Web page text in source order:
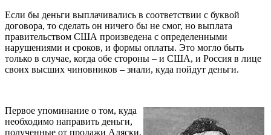
Если бы деньги выплачивались в соответствии с буквой
договора, то сделать он ничего бы не смог, но выплата
правительством США произведена с определенными
нарушениями и сроков, и формы оплаты. Это могло быть
только в случае, когда обе стороны – и США, и Россия в лице
своих высших чиновников – знали, куда пойдут деньги.
Первое упоминание о том, куда
необходимо направить деньги,
полученные от продажи Аляски,